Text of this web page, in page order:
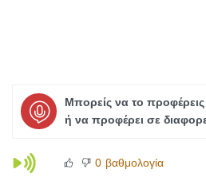
Μπορείς να το προφέρεις
ή να προφέρει σε
0 βαθμολογία